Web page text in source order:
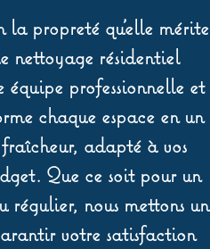
propreté qu’elle mérite
nettoyage résidentiel
professionnelle et
chaque espace en un
adapté à vos
Que ce soit pour un
régulier, nous mettons un
votre satisfaction